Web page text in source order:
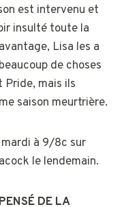
est intervenu et
insulté toute la
Lisa les a
de choses
Pride, mais ils
saison meurtrière.
à 9/8c sur
le lendemain.
DE LA